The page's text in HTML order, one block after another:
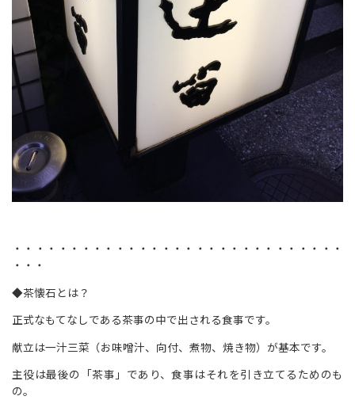
・・・・・・・・・・・・・・・・・・・・・・・・・・・・・
・・・
◆茶懐石とは？
正式なもてなしである茶事の中で出される食事です。
献立は一汁三菜（お味噌汁、向付、煮物、焼き物）が基本です。
主役は最後の「茶事」であり、食事はそれを引き立てるためのも
の。